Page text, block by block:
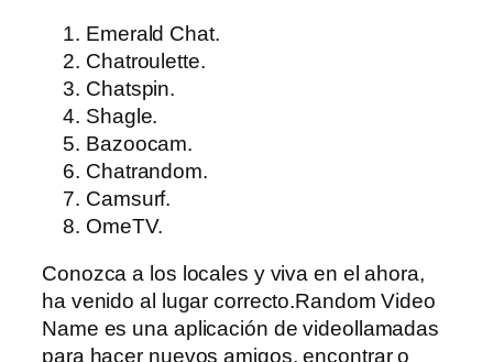
Emerald Chat.
Chatroulette.
Chatspin.
Shagle.
Bazoocam.
Chatrandom.
Camsurf.
OmeTV.
Conozca a los locales y viva en el ahora,
ha venido al lugar correcto.Random Video
Name es una aplicación de videollamadas
para hacer nuevos amigos, encontrar o